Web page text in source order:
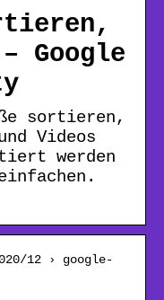
Google
sortieren,
Videos
werden
12 › google-